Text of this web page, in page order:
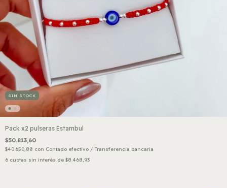
SIN STOCK
Pack x2 pulseras Estambul
$50.813,60
$40.650,88 con Contado efectivo / Transferencia bancaria
6 cuotas sin interés de $8.468,93